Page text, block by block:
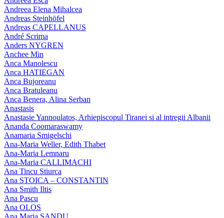
Andreea Elena Mihalcea
Andreas Steinhöfel
Andreas CAPELLANUS
André Scrima
Anders NYGREN
Anchee Min
Anca Manolescu
Anca HATIEGAN
Anca Bujoreanu
Anca Bratuleanu
Anca Benera, Alina Serban
Anastasis
Anastasie Yannoulatos, Arhiepiscopul Tiranei si al intregii Albanii
Ananda Coomaraswamy
Anamaria Smigelschi
Ana-Maria Weller, Edith Thabet
Ana-Maria Lemnaru
Ana-Maria CALLIMACHI
Ana Tincu Stiurca
Ana STOICA – CONSTANTIN
Ana Smith Iltis
Ana Pascu
Ana OLOS
Ana Maria SANDU